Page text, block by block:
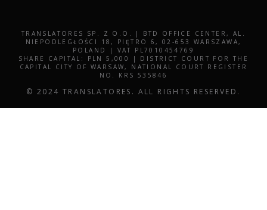
TRANSLATORES SP. Z O.O. | BTD OFFICE CENTER, AL.
NIEPODLEGŁOŚCI 18, PIĘTRO 6, 02-653 WARSZAWA,
POLAND | VAT PL7010454769
SHARE CAPITAL: PLN 5,000 | DISTRICT COURT FOR THE
CAPITAL CITY OF WARSAW, NATIONAL COURT REGISTER
NO. KRS 535846
© 2024 TRANSLATORES. ALL RIGHTS RESERVED.